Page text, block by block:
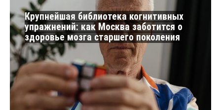
Крупнейшая библиотека когнитивных
упражнений: как Москва заботится о
здоровье мозга старшего поколения